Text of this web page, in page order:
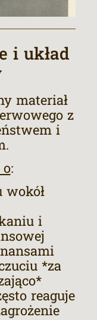
i układ
materiał
z
i
:
wokół
i
*za
reaguje